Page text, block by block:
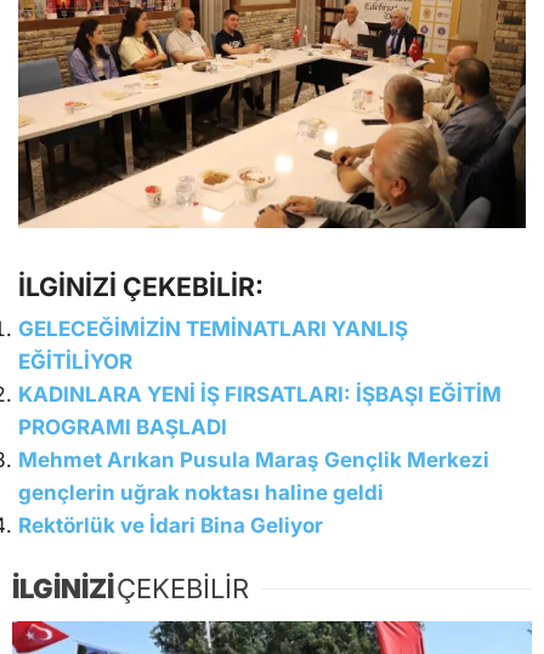
İLGİNİZİ ÇEKEBİLİR:
GELECEĞİMİZİN TEMİNATLARI YANLIŞ
EĞİTİLİYOR
KADINLARA YENİ İŞ FIRSATLARI: İŞBAŞI EĞİTİM
PROGRAMI BAŞLADI
Mehmet Arıkan Pusula Maraş Gençlik Merkezi
gençlerin uğrak noktası haline geldi
Rektörlük ve İdari Bina Geliyor
İLGİNİZİÇEKEBİLİR